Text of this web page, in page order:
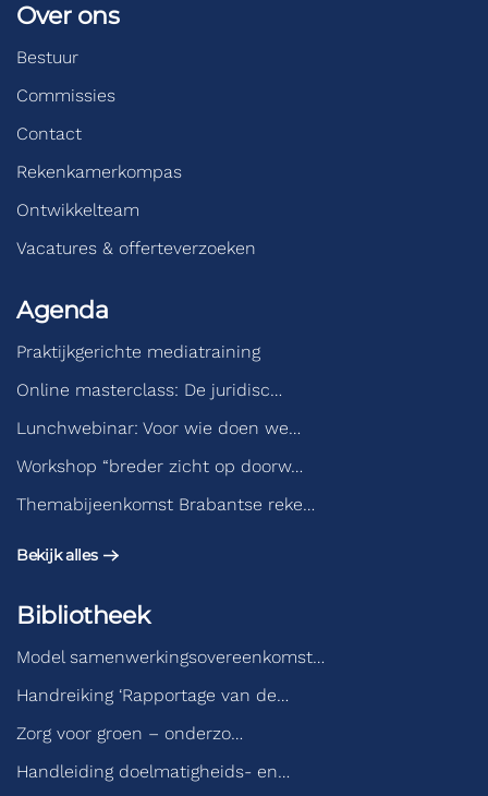
Over ons
Bestuur
Commissies
Contact
Rekenkamerkompas
Ontwikkelteam
Vacatures & offerteverzoeken
Agenda
Praktijkgerichte mediatraining
Online masterclass: De juridisc…
Lunchwebinar: Voor wie doen we…
Workshop “breder zicht op doorw…
Themabijeenkomst Brabantse reke…
Bekijk alles
Bibliotheek
Model samenwerkingsovereenkomst…
Handreiking ‘Rapportage van de…
Zorg voor groen – onderzo…
Handleiding doelmatigheids- en…